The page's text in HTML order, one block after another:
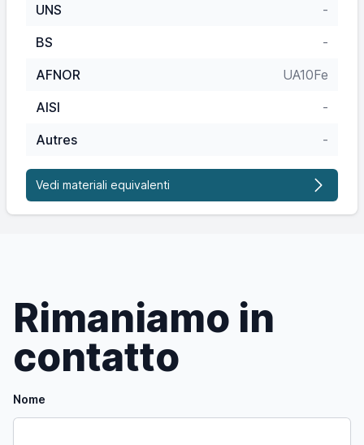
UNS
-
BS
-
AFNOR
UA10Fe
AISI
-
Autres
-
Vedi materiali equivalenti
Rimaniamo in
contatto
Nome